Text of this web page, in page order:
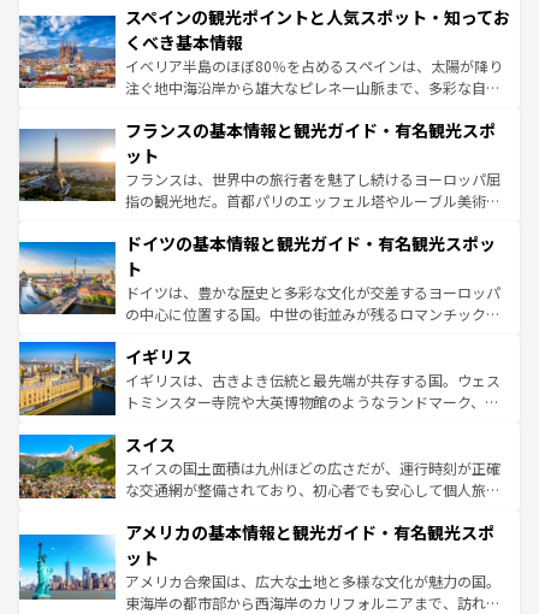
ろん、トスカーナの美しい田園風景やアマルフィ海岸の絶
景など、自然景観も見逃せない。観光の合間には、本場の
ピザやパスタなど、絶品のイタリア料理を堪能することも
できる。朝目覚めてから夜眠るまで、すべての瞬間を楽し
なお、新着のイタリア情報はコンテンツ一覧を参照してほ
しい。
スペインの観光ポイントと人気スポット・知ってお
くべき基本情報
イベリア半島のほぼ80％を占めるスペインは、太陽が降り
注ぐ地中海沿岸から雄大なピレネー山脈まで、多彩な自然
文化が根付くこの国では、情熱的なフラメンコ、熱気あふ
れる闘牛、そして美味しいタパスが生活の一部となってい
る。首都マドリードの洗練された雰囲気や、バルセロナの
アートに溢れた街角から、地方では古代ローマ遺跡や中世
せる。地方によって風土や気候が異なるスペインはその個
ンテンツ一覧 を参照してほしい。
フランスの基本情報と観光ガイド・有名観光スポ
ット
フランスは、世界中の旅行者を魅了し続けるヨーロッパ屈
指の観光地だ。首都パリのエッフェル塔やルーブル美術館
で、幅広い魅力が詰まっている。華麗な宮殿、歴史的な大
聖堂、美しいビーチ、そして豊かな自然が、訪れる者を心
から魅了する。また、フランスは美食の国としても知ら
れ、フランス料理はユネスコ無形文化遺産にも登録されて
香り高いラベンダー畑など、多彩な楽しみ方が可能だ。さ
らに、パリ以外の地域にも魅力が溢れており、どの街角に
も豊かな歴史と文化が息づいている。パリ以外の個性あふ
を参照してほしい。
ドイツの基本情報と観光ガイド・有名観光スポッ
ト
ドイツは、豊かな歴史と多彩な文化が交差するヨーロッパ
の中心に位置する国。中世の街並みが残るロマンチック街
顔を持つこの国は、どこを歩いても飽きることがない。ベ
ルリンの文化的活気、バイエルン州のアルプスの絶景、そ
してライン川沿いのワイン畑といった風景は必見。ビール
は、お酒好きな人にはぜひ体験してほしい。 なお、新着の
ドイツ情報はコンテンツ一覧を参照してほしい。
イギリス
イギリスは、古きよき伝統と最先端が共存する国。ウェス
トミンスター寺院や大英博物館のようなランドマーク、歴
リアごとに異なる魅力がある。また、優雅なアフタヌーン
ティー、ビール好きにはたまらない英国パブ、サッカー観
戦など、本場だからこそできる体験も豊富。イギリスを旅
ンツ一覧を参照してほしい。
スイス
スイスの国土面積は九州ほどの広さだが、運行時刻が正確
な交通網が整備されており、初心者でも安心して個人旅行
の建物がそのまま残る町や、スイスならではのユニークな
博物館もあり、アルプス観光だけでなく町歩きも満喫する
ことができる。国民の所得が高いため物価も高いが、旅行
者向けの交通パス提供のサービスもあり、うまく活用すれ
アメリカの基本情報と観光ガイド・有名観光スポ
ット
アメリカ合衆国は、広大な土地と多様な文化が魅力の国。
東海岸の都市部から西海岸のカリフォルニアまで、訪れる